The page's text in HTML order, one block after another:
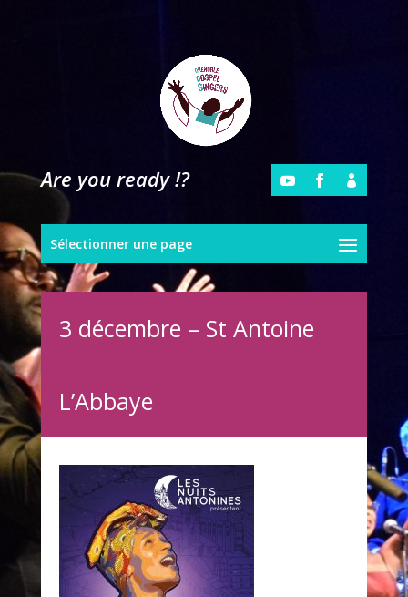
Are you ready !?
Sélectionner une page
3 décembre – St Antoine
L’Abbaye